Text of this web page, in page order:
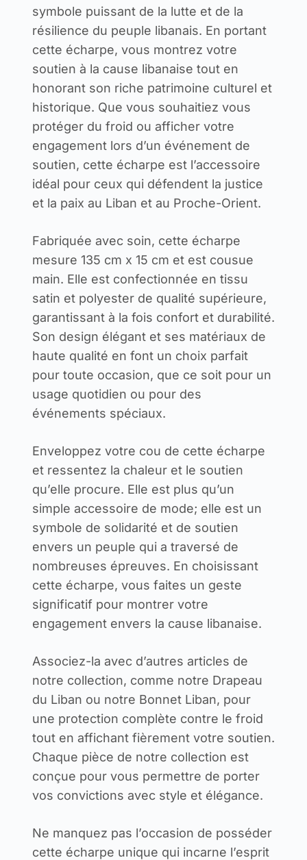
symbole puissant de la lutte et de la
résilience du peuple libanais. En portant
cette écharpe, vous montrez votre
soutien à la cause libanaise tout en
honorant son riche patrimoine culturel et
historique. Que vous souhaitiez vous
protéger du froid ou afficher votre
engagement lors d’un événement de
soutien, cette écharpe est l’accessoire
idéal pour ceux qui défendent la justice
et la paix au Liban et au Proche-Orient.
Fabriquée avec soin, cette écharpe
mesure 135 cm x 15 cm et est cousue
main. Elle est confectionnée en tissu
satin et polyester de qualité supérieure,
garantissant à la fois confort et durabilité.
Son design élégant et ses matériaux de
haute qualité en font un choix parfait
pour toute occasion, que ce soit pour un
usage quotidien ou pour des
événements spéciaux.
Enveloppez votre cou de cette écharpe
et ressentez la chaleur et le soutien
qu’elle procure. Elle est plus qu’un
simple accessoire de mode; elle est un
symbole de solidarité et de soutien
envers un peuple qui a traversé de
nombreuses épreuves. En choisissant
cette écharpe, vous faites un geste
significatif pour montrer votre
engagement envers la cause libanaise.
Associez-la avec d’autres articles de
notre collection, comme notre Drapeau
du Liban ou notre Bonnet Liban, pour
une protection complète contre le froid
tout en affichant fièrement votre soutien.
Chaque pièce de notre collection est
conçue pour vous permettre de porter
vos convictions avec style et élégance.
Ne manquez pas l’occasion de posséder
cette écharpe unique qui incarne l’esprit